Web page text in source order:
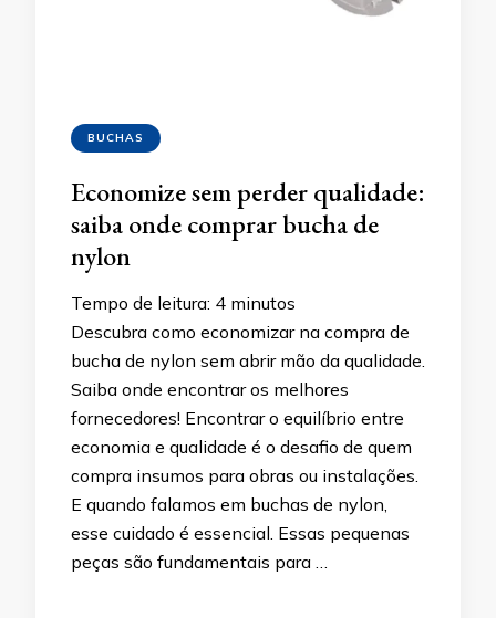
BUCHAS
Economize sem perder qualidade:
saiba onde comprar bucha de
nylon
Tempo de leitura: 4 minutos
Descubra como economizar na compra de
bucha de nylon sem abrir mão da qualidade.
Saiba onde encontrar os melhores
fornecedores! Encontrar o equilíbrio entre
economia e qualidade é o desafio de quem
compra insumos para obras ou instalações.
E quando falamos em buchas de nylon,
esse cuidado é essencial. Essas pequenas
peças são fundamentais para …